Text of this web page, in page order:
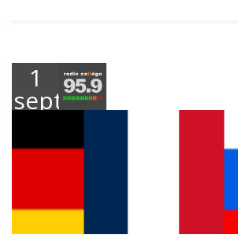
1
septembre